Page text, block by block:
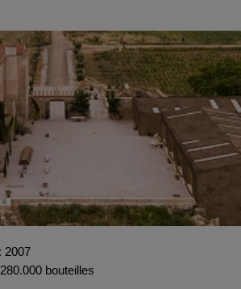
2007
280.000 bouteilles